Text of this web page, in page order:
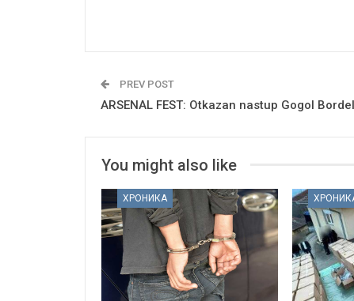
PREV POST
ARSENAL FEST: Otkazan nastup Gogol
You might also like
ХРОНИКА